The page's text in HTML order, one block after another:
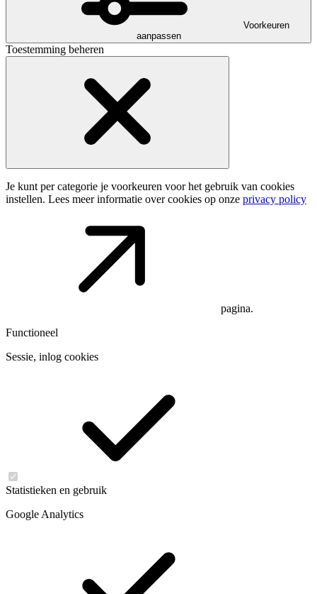
Voorkeuren
aanpassen
Toestemming beheren
Je kunt per categorie je voorkeuren voor het gebruik van cookies
instellen. Lees meer informatie over cookies op onze privacy policy
pagina.
Functioneel
Sessie, inlog cookies
Statistieken en gebruik
Google Analytics